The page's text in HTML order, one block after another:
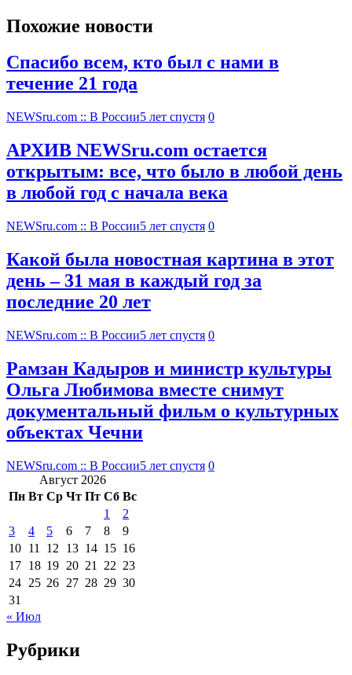
Похожие новости
Спасибо всем, кто был с нами в
течение 21 года
NEWSru.com :: В России5 лет спустя 0
АРХИВ NEWSru.com остается
открытым: все, что было в любой день
в любой год с начала века
NEWSru.com :: В России5 лет спустя 0
Какой была новостная картина в этот
день – 31 мая в каждый год за
последние 20 лет
NEWSru.com :: В России5 лет спустя 0
Рамзан Кадыров и министр культуры
Ольга Любимова вместе снимут
документальный фильм о культурных
объектах Чечни
NEWSru.com :: В России5 лет спустя 0
Август 2026
Пн Вт Ср Чт Пт Сб Вс
1
2
3
4 5 6 7 8
9
10 11 12 13 14 15 16
17 18 19 20 21 22 23
24 25 26 27 28 29 30
31
« Июл
Рубрики